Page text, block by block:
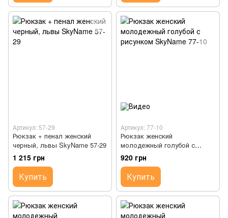
Артикул: 57-29
Рюкзак + пенал женский
черный, львы SkyName 57-29
1 215 грн
Купить
Артикул: 77-10
Рюкзак женский
молодежный голубой с
рисунком SkyName 77-10
920 грн
Купить